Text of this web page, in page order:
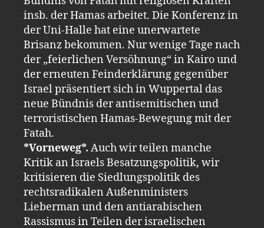
insb. der Hamas arbeitet. Die Konferenz in
der Uni-Halle hat eine unerwartete
Brisanz bekommen. Nur wenige Tage nach
der „feierlichen Versöhnung“ in Kairo und
der erneuten Feinderklärung gegenüber
Israel präsentiert sich in Wuppertal das
neue Bündnis der antisemitischen und
terroristischen Hamas-Bewegung mit der
Fatah.
*Vorneweg*. Auch wir teilen manche
Kritik an Israels Besatzungspolitik, wir
kritisieren die Siedlungspolitik des
rechtsradikalen Außenministers
Lieberman und den antiarabischen
Rassismus in Teilen der israelischen